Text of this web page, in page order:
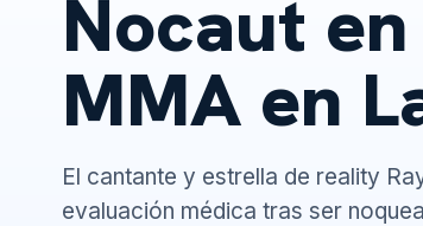
Nocaut
MMA en
El cantante y estrella de reality
evaluación médica tras ser